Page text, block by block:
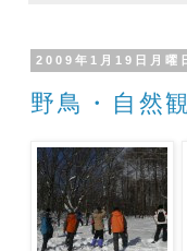
2009年1月19日月曜
野鳥・自然